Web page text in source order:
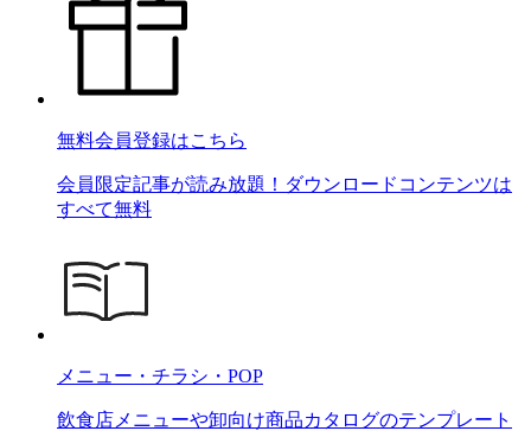
無料会員登録はこちら
会員限定記事が読み放題！ダウンロードコンテンツは
すべて無料
メニュー・チラシ・POP
飲食店メニューや卸向け商品カタログのテンプレート